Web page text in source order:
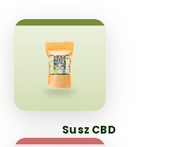
Susz CBD